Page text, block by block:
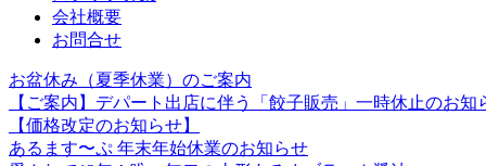
会社概要
お問合せ
お盆休み（夏季休業）のご案内
【ご案内】デパート出店に伴う「餃子販売」一時休止のお知
【価格改定のお知らせ】
あるます〜ぷ 年末年始休業のお知らせ